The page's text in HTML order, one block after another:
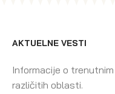
AKTUELNE VESTI
Informacije o
različitih oblasti.